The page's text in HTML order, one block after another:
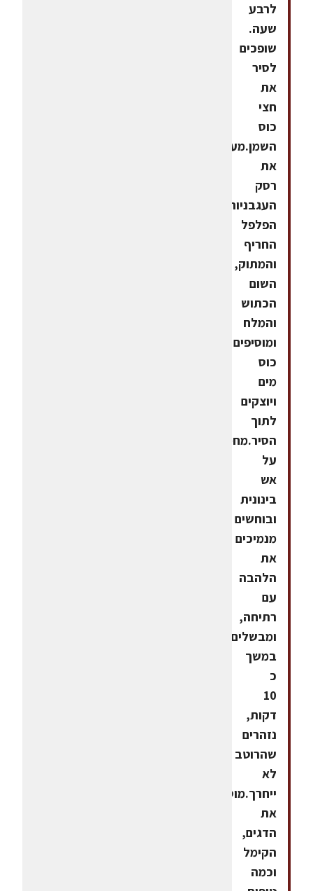
לרבע
שעה.
שופכים
לסיר
את
חצי
כוס
השמן.מערבבים
את
רסק
העגבניות,
הפלפל
החריף
והמתוק,
השום
הכתוש
והמלח
ומוסיפים
כוס
מים
ויוצקים
לתוך
הסיר.מחממים
על
אש
בינונית
ובוחשים
מנמיכים
את
הלהבה
עם
רתיחה,
ומבשלים
במשך
כ
10
דקות,
נזהרים
שהרוטב
לא
ייחרך.מוסיפים
את
הדגים,
הקימל
וכמה